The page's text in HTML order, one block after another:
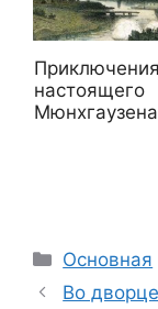
Приключения
настоящего
Мюнхгаузена
Рубрики
Основная
Во